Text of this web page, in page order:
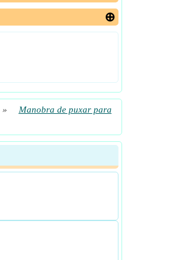
»
Manobra de puxar para